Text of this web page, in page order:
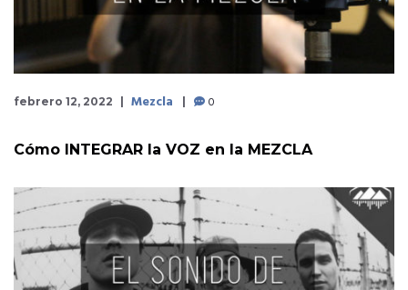
febrero 12, 2022 Mezcla 0
Cómo INTEGRAR la VOZ en la MEZCLA